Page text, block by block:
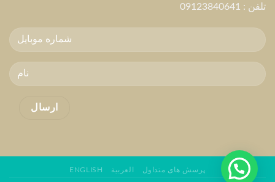
تلفن : 09123840641
پرسش های متداول العربية ENGLISH